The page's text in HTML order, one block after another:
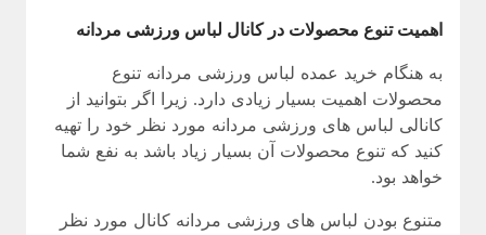
اهمیت تنوع محصولات در کانال لباس ورزشی مردانه
به هنگام خرید عمده لباس ورزشی مردانه تنوع
محصولات اهمیت بسیار زیادی دارد. زیرا اگر بتوانید از
کانالی لباس های ورزشی مردانه مورد نظر خود را تهیه
کنید که تنوع محصولات آن بسیار زیاد باشد به نفع شما
خواهد بود.
متنوع بودن لباس های ورزشی مردانه کانال مورد نظر